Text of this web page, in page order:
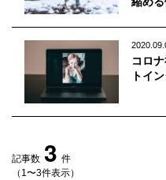
コロ
トイ
記事数 3 件
（1〜3件表示）